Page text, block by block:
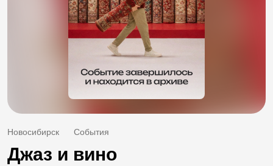
Новосибирск События
Джаз и вино